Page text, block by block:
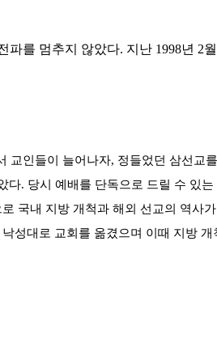
를 멈추지 않았다. 지난 1998년 2
인들이 늘어나자, 정들었던 삼선교
. 당시 예배를 단독으로 드릴 수 있
국내 지방 개척과 해외 선교의 역사
성대로 교회를 옮겼으며 이때 지방